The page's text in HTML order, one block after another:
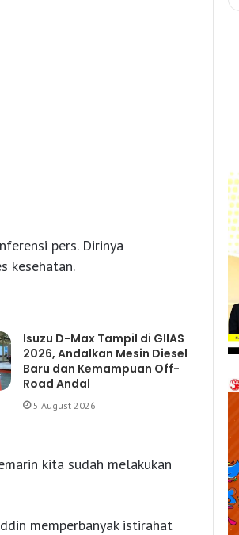
pers. Dirinya
kesehatan.
Isuzu D-Max Tampil di GIIAS
2026, Andalkan Mesin Diesel
Baru dan Kemampuan Off-
Road Andal
5 August 2026
kita sudah melakukan
memperbanyak istirahat